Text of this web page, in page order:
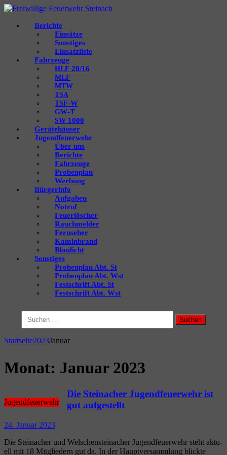
Berichte
Einsätze
Sonstiges
Einsatzliste
Fahrzeuge
HLF 20/16
MLF
MTW
TSA
TSF‑W
GW‑T
SW 1000
Gerätehäuser
Jugendfeuerwehr
Über uns
Berichte
Fahrzeuge
Probenplan
Werbung
Bürgerinfo
Aufgaben
Notruf
Feuerlöscher
Rauchmelder
Fernseher
Kaminbrand
Blaulicht
Sonstiges
Probenplan Abt. St
Probenplan Abt. Wst
Festschrift Abt. St
Festschrift Abt. Wst
nach:
Startseite2023Januar
Monat: Januar 2023
Jugendfeuerwehr
Die Steinacher Jugendfeuerwehr ist
gut aufgestellt
24. Januar 2023
Die Steinacher und Wel­schen­steinacher Jugend­feu­er­wehr steht aktu­
ell mit 18 Mit­glie­dern gut da. In der Haupt­ver­samm­lung blick­te